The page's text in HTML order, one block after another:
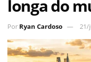
longa do
Por Ryan Cardoso 21/